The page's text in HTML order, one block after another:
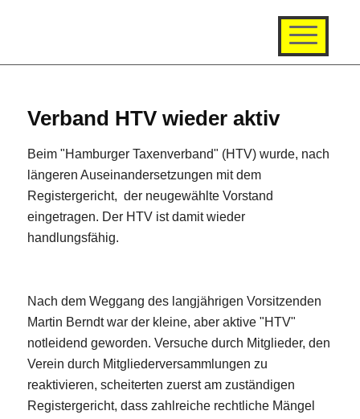
Verband HTV wieder aktiv
Beim "Hamburger Taxenverband" (HTV) wurde, nach
längeren Auseinandersetzungen mit dem
Registergericht, der neugewählte Vorstand
eingetragen. Der HTV ist damit wieder
handlungsfähig.
Nach dem Weggang des langjährigen Vorsitzenden
Martin Berndt war der kleine, aber aktive "HTV"
notleidend geworden. Versuche durch Mitglieder, den
Verein durch Mitgliederversammlungen zu
reaktivieren, scheiterten zuerst am zuständigen
Registergericht, dass zahlreiche rechtliche Mängel